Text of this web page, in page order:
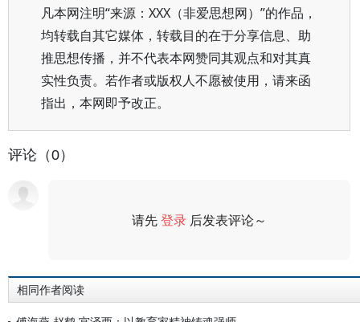
凡本网注明“来源：XXX（非爱思想网）”的作品，
均转载自其它媒体，转载目的在于分享信息、助
推思想传播，并不代表本网赞同其观点和对其真
实性负责。若作者或版权人不愿被使用，请来函
指出，本网即予改正。
评论（0）
请先登录 后发表评论～
相同作者阅读